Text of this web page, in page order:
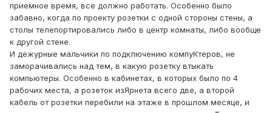
приемное время, все должно работать. Особенно было
забавно, когда по проекту розетки с одной стороны стены, а
столы телепортировались либо в центр комнаты, либо вообще
к другой стене.
И дежурные мальчики по подключению компуКтеров, не
заморачивались над тем, в какую розетку втыкать
компьютеры. Особенно в кабинетах, в которых было по 4
рабочих места, а розеток изЯрнета всего две, а второй
кабель от розетки перебили на этаже в прошлом месяце, и